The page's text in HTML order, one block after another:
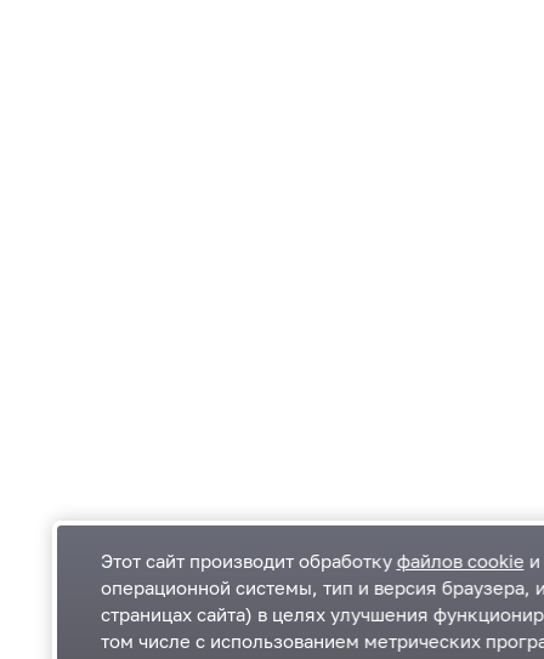
Одинцовский городской округ Московской
области
Этот сайт производит обработку файлов cookie
операционной системы, тип и версия браузера,
страницах сайта) в целях улучшения
том числе с использованием метрических